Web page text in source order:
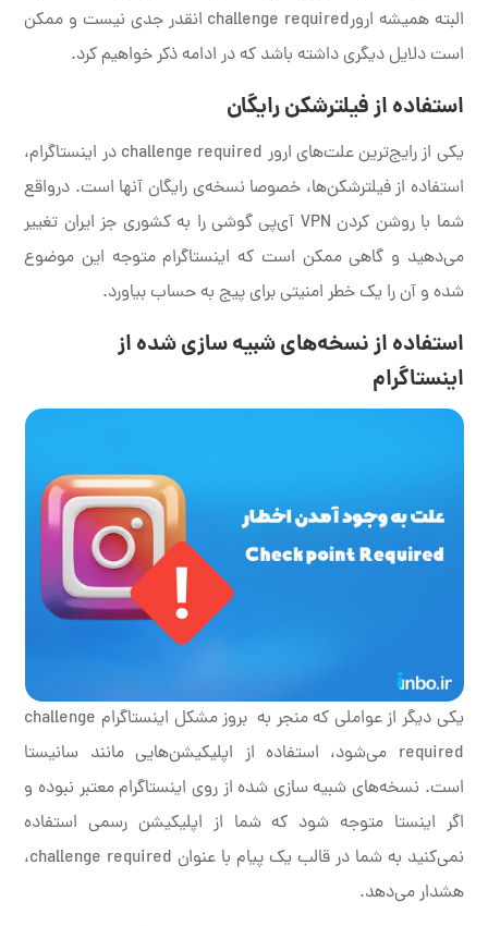
البته همیشه ارورchallenge required انقدر جدی نیست و ممکن
است دلایل دیگری داشته باشد که در ادامه ذکر خواهیم کرد.
استفاده از فیلترشکن رایگان
یکی از رایج‌ترین علت‌های ارور challenge required در اینستاگرام،
استفاده از فیلترشکن‌ها، خصوصا نسخه‌ی رایگان آنها است. درواقع
شما با روشن کردن VPN آی‌پی گوشی را به کشوری جز ایران تغییر
می‌دهید و گاهی ممکن است که اینستاگرام متوجه این موضوع
شده و آن را یک خطر امنیتی برای پیج به حساب بیاورد.
استفاده از نسخه‌‎های شبیه سازی شده از
اینستاگرام
یکی دیگر از عواملی که منجر به بروز مشکل اینستاگرام challenge
required می‌شود، استفاده از اپلیکیشن‌هایی مانند سانیستا
است. نسخه‌های شبیه سازی شده از روی اینستاگرام معتبر نبوده و
اگر اینستا متوجه شود که شما از اپلیکیشن رسمی استفاده
نمی‌کنید به شما در قالب یک پیام با عنوان challenge required،
هشدار می‌دهد.